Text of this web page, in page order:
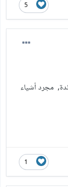
5
مجرد أشياء
1